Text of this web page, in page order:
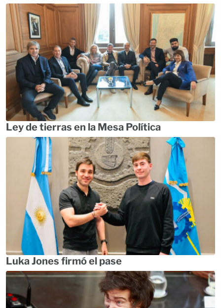
Ley de tierras en la Mesa Política
Luka Jones firmó el pase